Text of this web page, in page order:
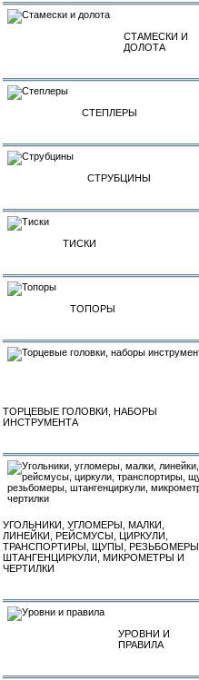
СТАМЕСКИ И
ДОЛОТА
СТЕПЛЕРЫ
СТРУБЦИНЫ
ТИСКИ
ТОПОРЫ
ТОРЦЕВЫЕ ГОЛОВКИ, НАБОРЫ
ИНСТРУМЕНТА
УГОЛЬНИКИ, УГЛОМЕРЫ, МАЛКИ,
ЛИНЕЙКИ, РЕЙСМУСЫ, ЦИРКУЛИ,
ТРАНСПОРТИРЫ, ЩУПЫ, РЕЗЬБОМЕРЫ,
ШТАНГЕНЦИРКУЛИ, МИКРОМЕТРЫ И
ЧЕРТИЛКИ
УРОВНИ И
ПРАВИЛА